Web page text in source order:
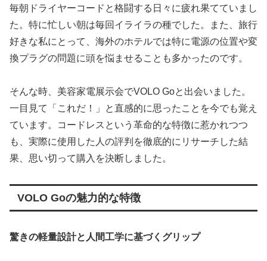
毎朝ドライヤーコードと格闘する日々に疲れ果てていまし
た。特に忙しい朝は毎回イライラの種でした。また、旅行
好きな私にとって、海外のホテルでは特に電源の位置や変
換プラグの問題に頭を悩ませることも多かったのです。
そんな時、美容家電展示会でVOLO Goと出会いました。
一目見て「これだ！」と直感的に思ったことを今でも覚え
ています。コードレスという革命的な特徴に惹かれつつ
も、実際に使用した人の評判を徹底的にリサーチした結
果、思い切って購入を決断しました。
VOLO Goの魅力的な特徴
驚きの軽量設計と人間工学に基づくグリップ